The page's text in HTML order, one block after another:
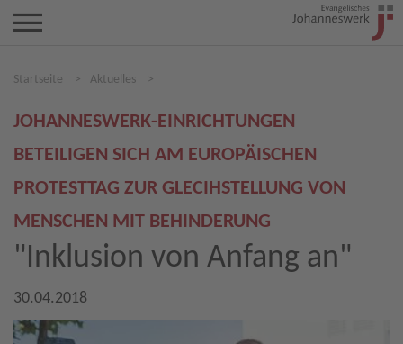
Startseite > Aktuelles >
JOHANNESWERK-EINRICHTUNGEN
BETEILIGEN SICH AM EUROPÄISCHEN
PROTESTTAG ZUR GLECIHSTELLUNG VON
MENSCHEN MIT BEHINDERUNG
"Inklusion von Anfang an"
30.04.2018